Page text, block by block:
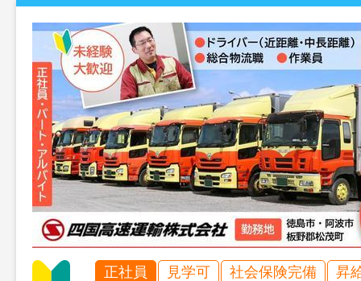
正社員 見学可 社会保険完備
昇